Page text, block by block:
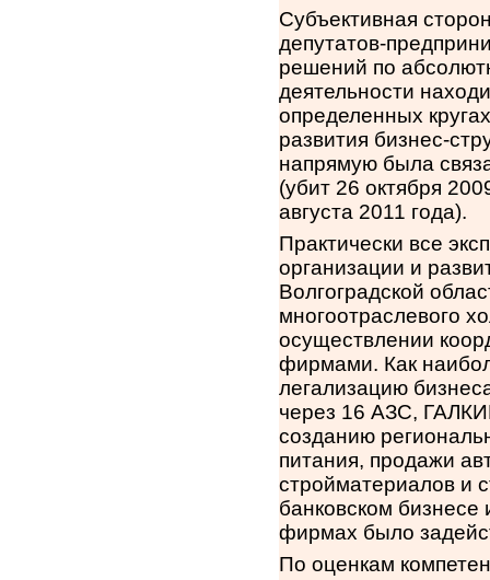
Субъективная
депутатов-
решений по
деятельности
определенных
развития бизнес-
напрямую была
(убит 26 октября
августа 2011 года).
Практически все
организации и
Волгоградской
многоотраслевого
осуществлении
фирмами. Как
легализацию
через 16 АЗС,
созданию
питания, продажи
стройматериалов и
банковском бизнесе
фирмах было
По оценкам